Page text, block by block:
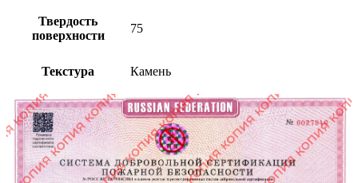
Твердость
поверхности
75
Текстура Камень